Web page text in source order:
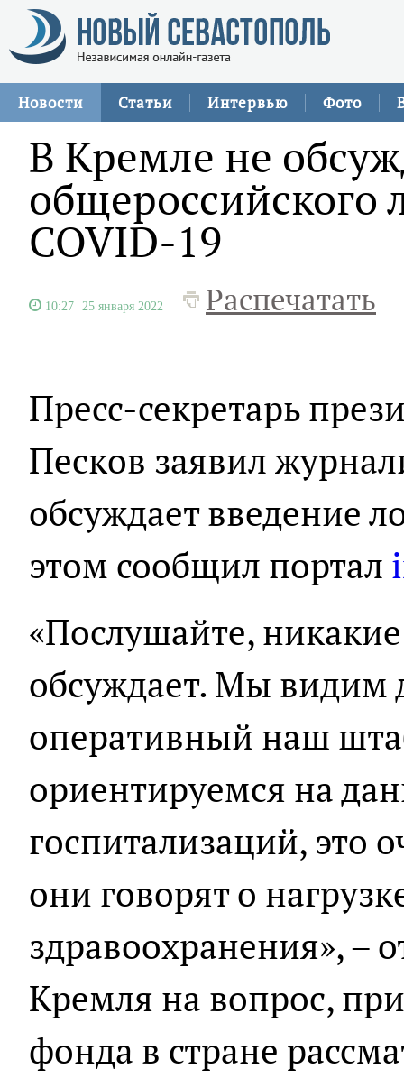
Новости Статьи Интервью Фото
В Кремле не
общероссийского
COVID-19
10:27 25 января 2022 Распечатать
Пресс-секретарь
Песков заявил
обсуждает введение
этом сообщил портал
«Послушайте,
обсуждает. Мы видим
оперативный наш
ориентируемся на
госпитализаций, это
они говорят о
здравоохранения», –
Кремля на вопрос,
фонда в стране